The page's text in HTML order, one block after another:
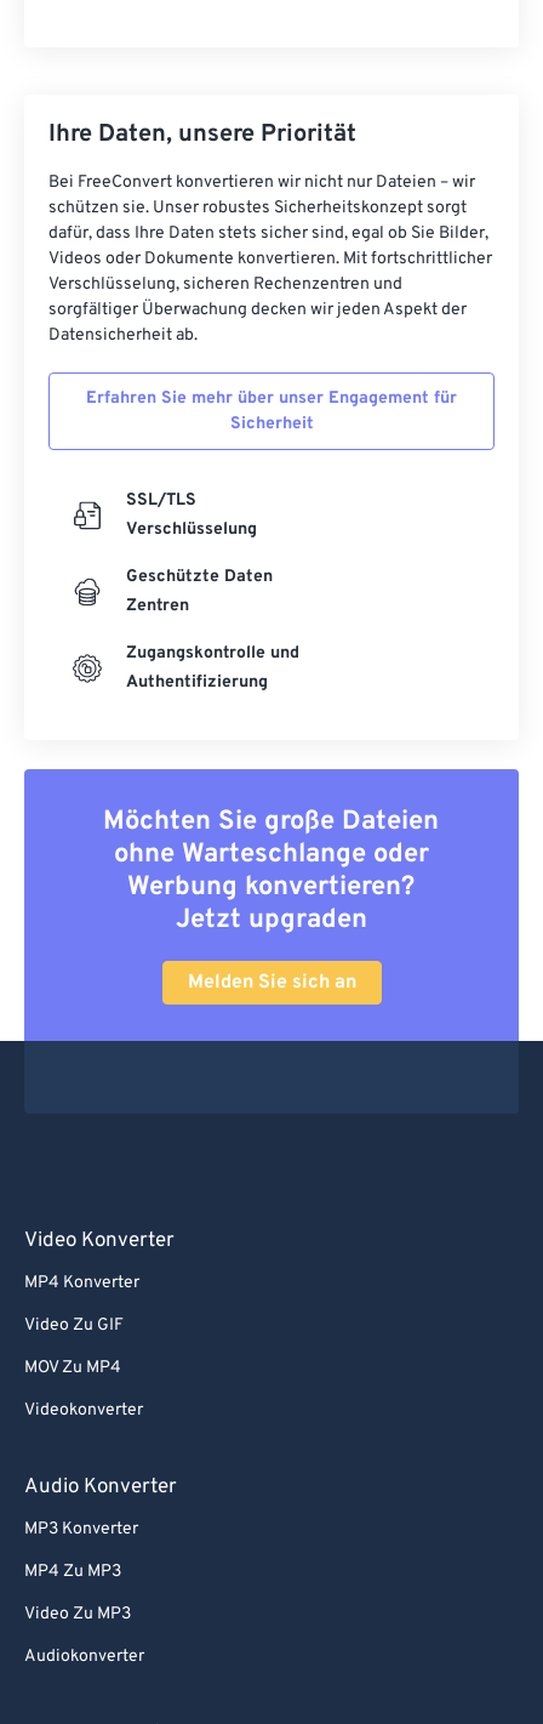
Ihre Daten, unsere Priorität
Bei FreeConvert konvertieren wir nicht nur Dateien – wir
schützen sie. Unser robustes Sicherheitskonzept sorgt
dafür, dass Ihre Daten stets sicher sind, egal ob Sie Bilder,
Videos oder Dokumente konvertieren. Mit fortschrittlicher
Verschlüsselung, sicheren Rechenzentren und
sorgfältiger Überwachung decken wir jeden Aspekt der
Datensicherheit ab.
Erfahren Sie mehr über unser Engagement für
Sicherheit
SSL/TLS
Verschlüsselung
Geschützte Daten
Zentren
Zugangskontrolle und
Authentifizierung
Möchten Sie große Dateien
ohne Warteschlange oder
Werbung konvertieren?
Jetzt upgraden
Melden Sie sich an
Video Konverter
MP4 Konverter
Video Zu GIF
MOV Zu MP4
Videokonverter
Audio Konverter
MP3 Konverter
MP4 Zu MP3
Video Zu MP3
Audiokonverter